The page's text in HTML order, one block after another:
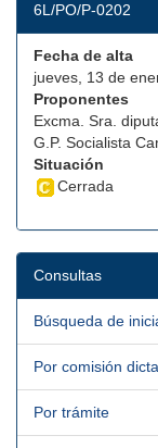
6L/PO/P-0202
Fecha de alta
jueves, 13 de
Proponentes
Excma. Sra.
G.P. Socialista
Situación
Cerrada
Consultas
Búsqueda de
Por comisión
Por trámite